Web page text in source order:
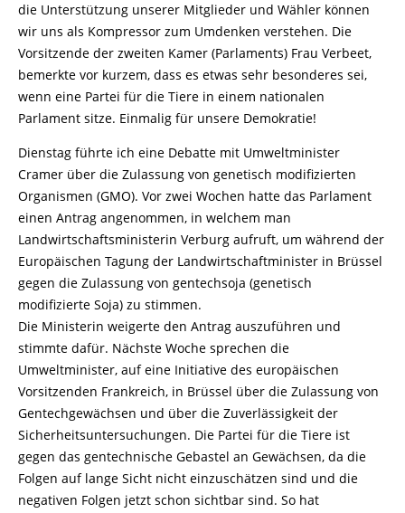
die Unterstützung unserer Mitglieder und Wähler können
wir uns als Kompressor zum Umdenken verstehen. Die
Vorsitzende der zweiten Kamer (Parlaments) Frau Verbeet,
bemerkte vor kurzem, dass es etwas sehr besonderes sei,
wenn eine Partei für die Tiere in einem nationalen
Parlament sitze. Einmalig für unsere Demokratie!
Dienstag führte ich eine Debatte mit Umweltminister
Cramer über die Zulassung von genetisch modifizierten
Organismen (GMO). Vor zwei Wochen hatte das Parlament
einen Antrag angenommen, in welchem man
Landwirtschaftsministerin Verburg aufruft, um während der
Europäischen Tagung der Landwirtschaftminister in Brüssel
gegen die Zulassung von gentechsoja (genetisch
modifizierte Soja) zu stimmen.
Die Ministerin weigerte den Antrag auszuführen und
stimmte dafür. Nächste Woche sprechen die
Umweltminister, auf eine Initiative des europäischen
Vorsitzenden Frankreich, in Brüssel über die Zulassung von
Gentechgewächsen und über die Zuverlässigkeit der
Sicherheitsuntersuchungen. Die Partei für die Tiere ist
gegen das gentechnische Gebastel an Gewächsen, da die
Folgen auf lange Sicht nicht einzuschätzen sind und die
negativen Folgen jetzt schon sichtbar sind. So hat